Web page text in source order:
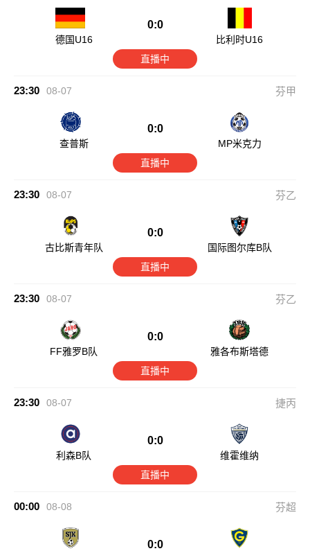
德国U16
0:0
比利时U16
直播中
23:30 08-07 芬甲
查普斯
0:0
MP米克力
直播中
23:30 08-07 芬乙
古比斯青年队
0:0
国际图尔库B队
直播中
23:30 08-07 芬乙
FF雅罗B队
0:0
雅各布斯塔德
直播中
23:30 08-07 捷丙
利森B队
0:0
维霍维纳
直播中
00:00 08-08 芬超
0:0